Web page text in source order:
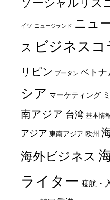
ソーシャルリス
イツ ニュージランド ニュ
ス ビジネスコ
リピン ブータン ベトナ
シア マーケティング
南アジア 台湾 基本情
アジア 東南アジア 欧州
海外ビジネス
ライター 渡航・